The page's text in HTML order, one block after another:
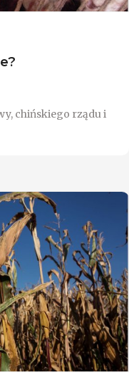
chińskiego rządu i